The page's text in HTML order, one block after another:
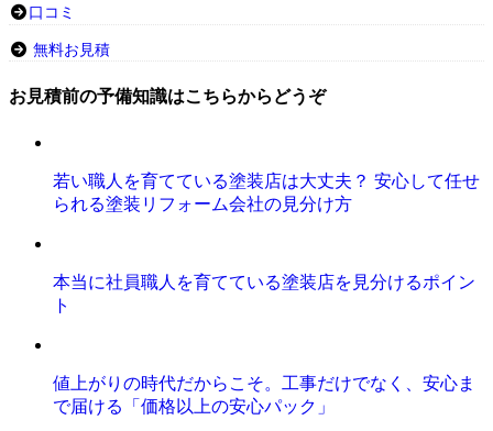
口コミ
無料お見積
お見積前の予備知識はこちらからどうぞ
若い職人を育てている塗装店は大丈夫？ 安心して任せ
られる塗装リフォーム会社の見分け方
本当に社員職人を育てている塗装店を見分けるポイン
ト
値上がりの時代だからこそ。工事だけでなく、安心ま
で届ける「価格以上の安心パック」